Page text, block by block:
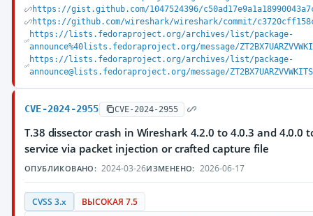
https://gist.github.com/1047524396/
https://github.com/wireshark/wireshark/commit/
https://lists.fedoraproject.org/archives/list/package-
announce%40lists.fedoraproject.org/message/
https://lists.fedoraproject.org/archives/list/package-
announce@lists.fedoraproject.org/message/
CVE-2024-2955 CVE-2024-2955
T.38 dissector crash in Wireshark 4.2.0 to 4.0.3 and 4.0.0
service via packet injection or crafted capture file
ОПУБЛИКОВАНО: 2024-03-26ИЗМЕНЕНО: 2026-06-17
CVSS 3.x ВЫСОКАЯ 7.5